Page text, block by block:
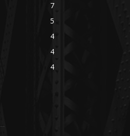
7
5
4
4
4